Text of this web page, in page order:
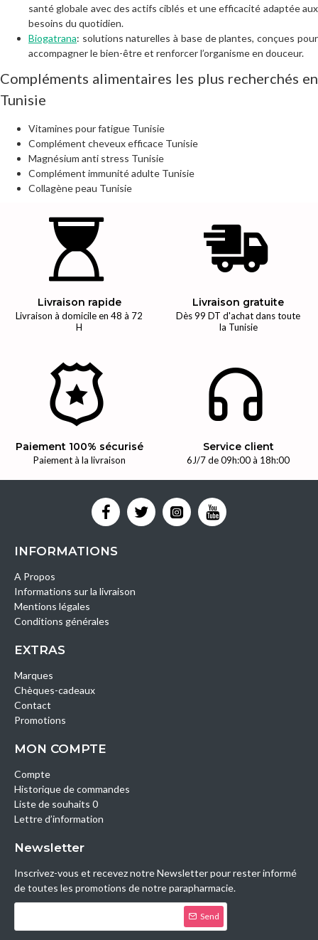
santé globale avec des actifs ciblés et une efficacité adaptée aux
besoins du quotidien.
Biogatrana: solutions naturelles à base de plantes, conçues pour
accompagner le bien-être et renforcer l’organisme en douceur.
Compléments alimentaires les plus recherchés en
Tunisie
Vitamines pour fatigue Tunisie
Complément cheveux efficace Tunisie
Magnésium anti stress Tunisie
Complément immunité adulte Tunisie
Collagène peau Tunisie
Livraison rapide
Livraison à domicile en 48 à 72
H
Livraison gratuite
Dès 99 DT d'achat dans toute
la Tunisie
Paiement 100% sécurisé
Paiement à la livraison
Service client
6J/7 de 09h:00 à 18h:00
INFORMATIONS
A Propos
Informations sur la livraison
Mentions légales
Conditions générales
EXTRAS
Marques
Chèques-cadeaux
Contact
Promotions
MON COMPTE
Compte
Historique de commandes
Liste de souhaits 0
Lettre d’information
Newsletter
Inscrivez-vous et recevez notre Newsletter pour rester informé
de toutes les promotions de notre parapharmacie.
Send